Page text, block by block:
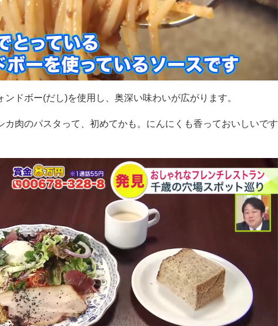
ンドボー(だし)を使用し、奥深い味わいが広がります。
カ肉のパスタって、初めてかも。にんにくも香っておいしいです